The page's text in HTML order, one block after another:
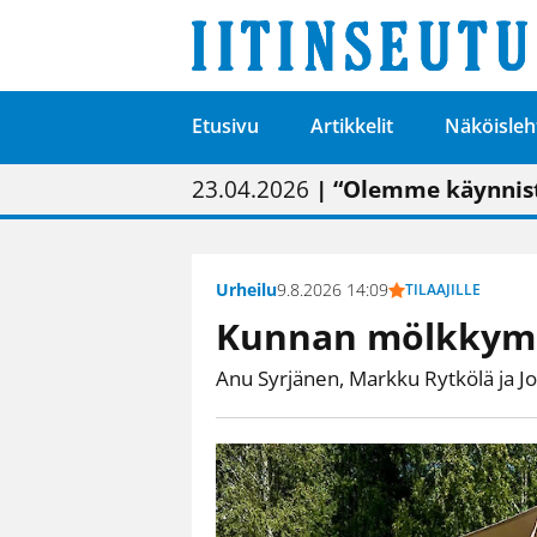
Etusivu Artikkelit
01.02.2026 | Painon
05.02.2026 | Uudistettu
23.04.2026 | “Olemme
09.05.2026| "Maalla on
Urheilu9.8.2026 14:09 TILAAJILLE
Kunnan
Anu Syrjänen, Markku Rytkölä ja